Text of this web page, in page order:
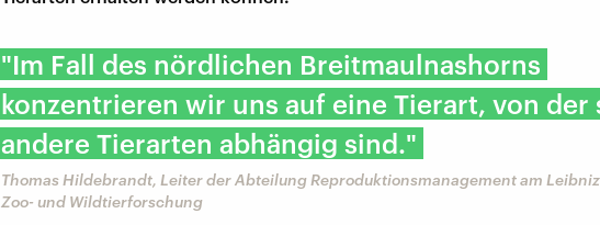
"Im Fall des nördlichen Breitmaulnashorns
konzentrieren wir uns auf eine Tierart, von der
andere Tierarten abhängig sind."
Thomas Hildebrandt, Leiter der Abteilung Reproduktionsmanagement am
Zoo- und Wildtierforschung